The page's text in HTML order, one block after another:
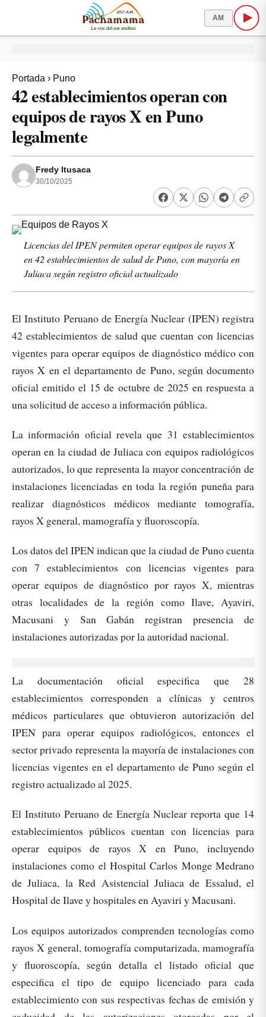
AM
Portada › Puno
42 establecimientos operan con
equipos de rayos X en Puno
legalmente
Fredy Itusaca
30/10/2025
Licencias del IPEN permiten operar equipos de rayos X
en 42 establecimientos de salud de Puno, con mayoría en
Juliaca según registro oficial actualizado
El Instituto Peruano de Energía Nuclear (IPEN) registra
42 establecimientos de salud que cuentan con licencias
vigentes para operar equipos de diagnóstico médico con
rayos X en el departamento de Puno, según documento
oficial emitido el 15 de octubre de 2025 en respuesta a
una solicitud de acceso a información pública.​
La información oficial revela que 31 establecimientos
operan en la ciudad de Juliaca con equipos radiológicos
autorizados, lo que representa la mayor concentración de
instalaciones licenciadas en toda la región puneña para
realizar diagnósticos médicos mediante tomografía,
rayos X general, mamografía y fluoroscopía.​
Los datos del IPEN indican que la ciudad de Puno cuenta
con 7 establecimientos con licencias vigentes para
operar equipos de diagnóstico por rayos X, mientras
otras localidades de la región como Ilave, Ayaviri,
Macusani y San Gabán registran presencia de
instalaciones autorizadas por la autoridad nacional.​
La documentación oficial especifica que 28
establecimientos corresponden a clínicas y centros
médicos particulares que obtuvieron autorización del
IPEN para operar equipos radiológicos, entonces el
sector privado representa la mayoría de instalaciones con
licencias vigentes en el departamento de Puno según el
registro actualizado al 2025.​
El Instituto Peruano de Energía Nuclear reporta que 14
establecimientos públicos cuentan con licencias para
operar equipos de rayos X en Puno, incluyendo
instalaciones como el Hospital Carlos Monge Medrano
de Juliaca, la Red Asistencial Juliaca de Essalud, el
Hospital de Ilave y hospitales en Ayaviri y Macusani.​
Los equipos autorizados comprenden tecnologías como
rayos X general, tomografía computarizada, mamografía
y fluoroscopía, según detalla el listado oficial que
especifica el tipo de equipo licenciado para cada
establecimiento con sus respectivas fechas de emisión y